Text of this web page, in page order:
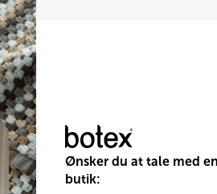
varesiden
Ønsker du at tale med en
butik: